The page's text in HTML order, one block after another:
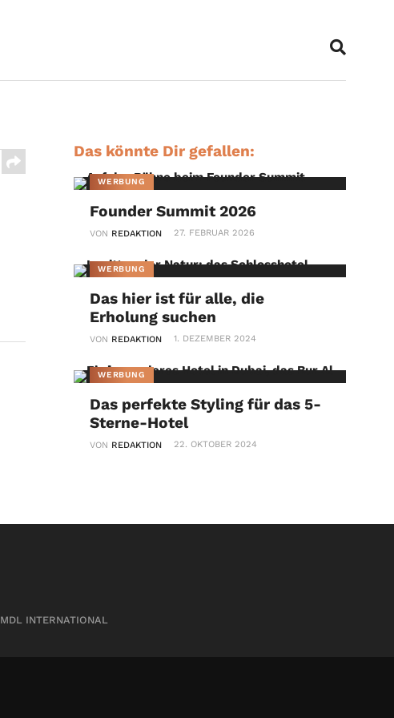
Das könnte Dir gefallen:
WERBUNG
Founder Summit 2026
VON REDAKTION 27. FEBRUAR 2026
WERBUNG
Das hier ist für alle, die
Erholung suchen
VON REDAKTION 1. DEZEMBER 2024
WERBUNG
Das perfekte Styling für das 5-
Sterne-Hotel
VON REDAKTION 22. OKTOBER 2024
MDL INTERNATIONAL